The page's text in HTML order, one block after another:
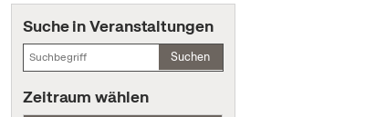
Suche in Veranstaltungen
Suchen
Zeitraum wählen